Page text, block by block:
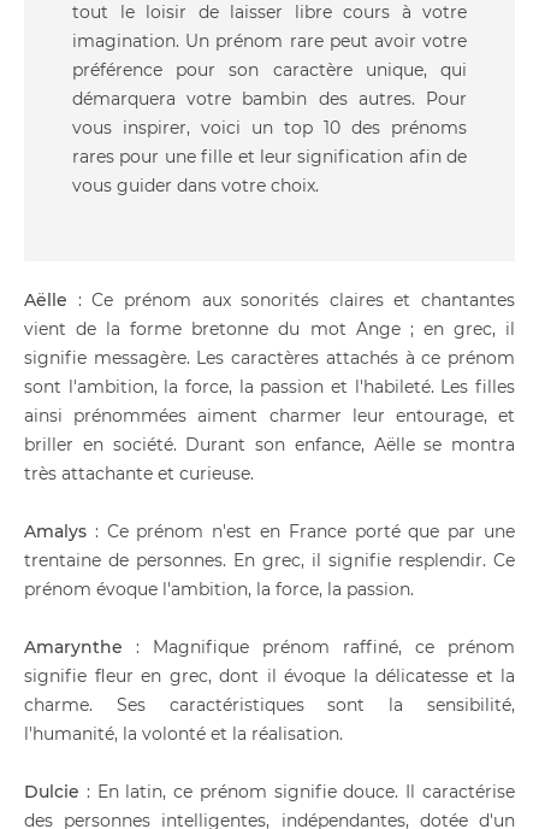
tout le loisir de laisser libre cours à votre
imagination. Un prénom rare peut avoir votre
préférence pour son caractère unique, qui
démarquera votre bambin des autres. Pour
vous inspirer, voici un top 10 des prénoms
rares pour une fille et leur signification afin de
vous guider dans votre choix.
Aëlle : Ce prénom aux sonorités claires et chantantes
vient de la forme bretonne du mot Ange ; en grec, il
signifie messagère. Les caractères attachés à ce prénom
sont l'ambition, la force, la passion et l'habileté. Les filles
ainsi prénommées aiment charmer leur entourage, et
briller en société. Durant son enfance, Aëlle se montra
très attachante et curieuse.
Amalys : Ce prénom n'est en France porté que par une
trentaine de personnes. En grec, il signifie resplendir. Ce
prénom évoque l'ambition, la force, la passion.
Amarynthe : Magnifique prénom raffiné, ce prénom
signifie fleur en grec, dont il évoque la délicatesse et la
charme. Ses caractéristiques sont la sensibilité,
l'humanité, la volonté et la réalisation.
Dulcie : En latin, ce prénom signifie douce. Il caractérise
des personnes intelligentes, indépendantes, dotée d'un